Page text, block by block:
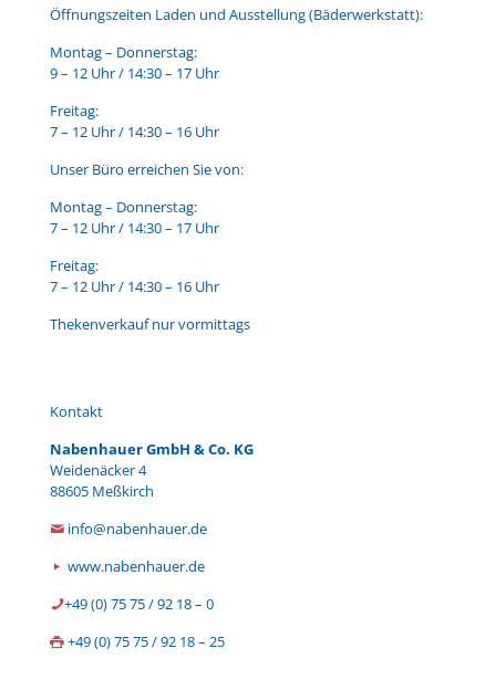
Öffnungszeiten Laden und Ausstellung (Bäderwerkstatt):
Montag – Donnerstag:
9 – 12 Uhr / 14:30 – 17 Uhr
Freitag:
7 – 12 Uhr / 14:30 – 16 Uhr
Unser Büro erreichen Sie von:
Montag – Donnerstag:
7 – 12 Uhr / 14:30 – 17 Uhr
Freitag:
7 – 12 Uhr / 14:30 – 16 Uhr
Thekenverkauf nur vormittags
Kontakt
Nabenhauer GmbH & Co. KG
Weidenäcker 4
88605 Meßkirch
info@nabenhauer.de
www.nabenhauer.de
+49 (0) 75 75 / 92 18 – 0
+49 (0) 75 75 / 92 18 – 25